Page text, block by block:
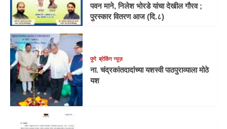
पवन माने, निलेश भोरडे यांचा देखील गौरव ;
पुरस्कार वितरण आज (दि.८)
पुणे ब्रेकिंग न्यूज़
ना. चंद्रकांतदादांच्या यशस्वी पाठपुराव्याला मोठे
यश